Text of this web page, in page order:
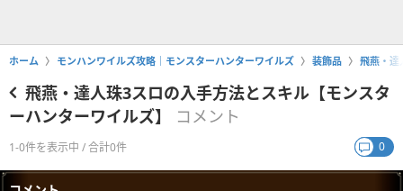
ホーム モンハンワイルズ攻略｜モンスターハンターワイルズ 装飾品 飛燕・達
飛燕・達人珠3スロの入手方法とスキル【モンスタ
ーハンターワイルズ】
コメント
1-0件を表示中 / 合計0件 0